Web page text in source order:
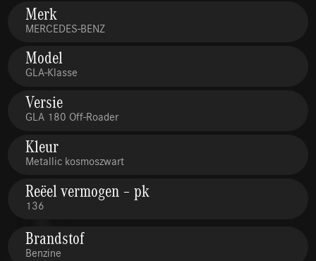
Merk
MERCEDES-BENZ
Model
GLA-Klasse
Versie
GLA 180 Off-Roader
Kleur
Metallic kosmoszwart
Reëel vermogen – pk
136
Brandstof
Benzine